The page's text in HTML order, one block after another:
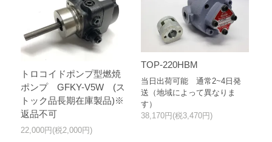
トロコイドポンプ型燃焼
ポンプ GFKY-V5W (ス
トック品長期在庫製品)※
返品不可
22,000円(税2,000円)
TOP-220HBM
当日出荷可能 通常2~4日発
送（地域によって異なりま
す）
38,170円(税3,470円)